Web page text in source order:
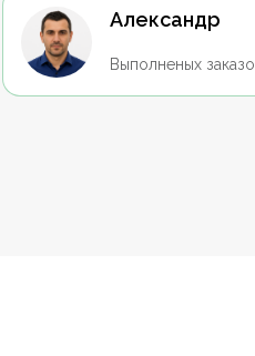
Александр
Выполненых